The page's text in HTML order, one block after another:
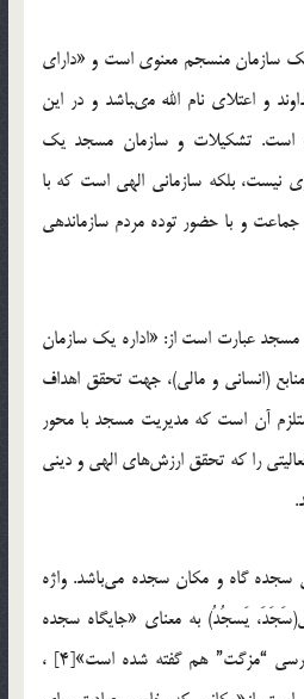
منسجم معنوى است و «داراى
و اعتلاى نام الله مى‏باشد و در اين
است. تشكيلات و سازمان مسجد يك
نيست، بلكه سازمانى الهى است كه با
و با حضور توده مردم سازماندهى
عبارت است از: «اداره يك سازمان
(انسانى و مالى)، جهت تحقق اهداف
اين امر مستلزم آن است كه مديريت مسجد با محور
را كه تحقق ارزش‌هاى الهى و دينى
گاه و مکان سجده مي‌باشد. واژه
يَسجُدُ) به معناي «جايگاه سجده
ومحل عبادت مي‌باشد كه در فارسي “مزگت” هم گفته شده است»[4] ،